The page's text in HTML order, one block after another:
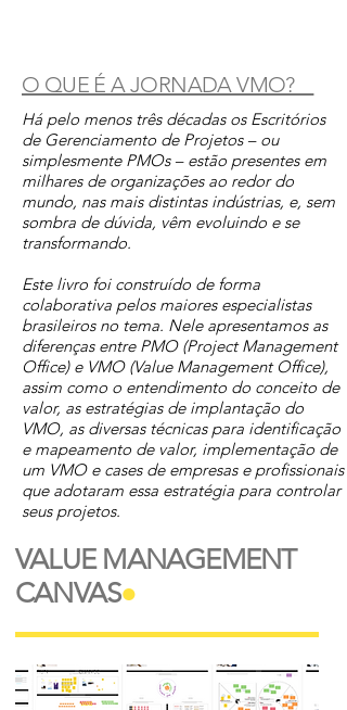
O QUE É A JORNADA VMO?
Há pelo menos três décadas os Escritórios
de Gerenciamento de Projetos – ou
simplesmente PMOs – estão presentes em
milhares de organizações ao redor do
mundo, nas mais distintas indústrias, e, sem
sombra de dúvida, vêm evoluindo e se
transformando.
Este livro foi construído de forma
colaborativa pelos maiores especialistas
brasileiros no tema. Nele apresentamos as
diferenças entre PMO (Project Management
Office) e VMO (Value Management Office),
assim como o entendimento do conceito de
valor, as estratégias de implantação do
VMO, as diversas técnicas para identificação
e mapeamento de valor, implementação de
um VMO e cases de empresas e profissionais
que adotaram essa estratégia para controlar
seus projetos.
VALUE MANAGEMENT
CANVAS●